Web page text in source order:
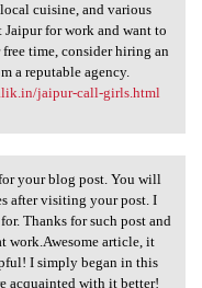
cuisine, and various
for work and want to
time, consider hiring an
a reputable agency.
jaipur-call-girls.html
for
your blog post. You will
after visiting your post. I
Thanks for such post and
work.Awesome article, it
I simply began in this
acquainted with it better!